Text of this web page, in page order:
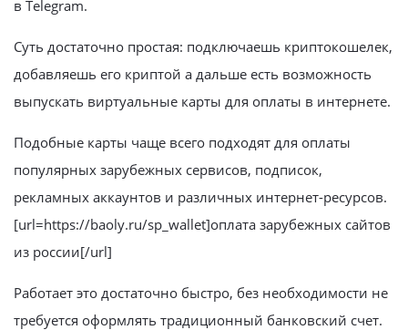
в Telegram.
Суть достаточно простая: подключаешь криптокошелек,
добавляешь его криптой а дальше есть возможность
выпускать виртуальные карты для оплаты в интернете.
Подобные карты чаще всего подходят для оплаты
популярных зарубежных сервисов, подписок,
рекламных аккаунтов и различных интернет-ресурсов.
[url=https://baoly.ru/sp_wallet]оплата зарубежных сайтов
из россии[/url]
Работает это достаточно быстро, без необходимости не
требуется оформлять традиционный банковский счет.